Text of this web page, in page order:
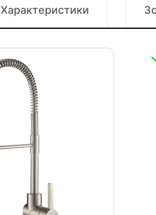
Характеристики